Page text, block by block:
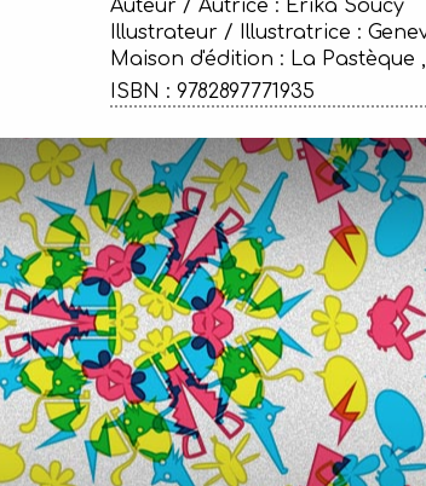
Auteur / Autrice : Erika Soucy
Illustrateur / Illustratrice :
Maison d'édition : La Pastèque
ISBN : 9782897771935